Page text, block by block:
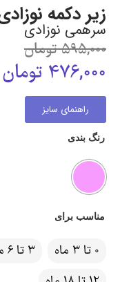
زیر دکمه
سرهمی نوزادی
595,000 تومان
476,000 تومان
راهنمای سایز
رنگ بندی
مناسب برای
0 تا 3 ماه 3 تا 6 ماه